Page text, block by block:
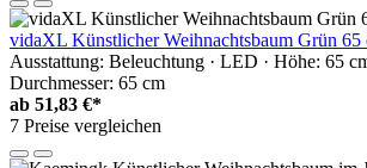
vidaXL Künstlicher Weihnachtsbaum Grün 65
Ausstattung: Beleuchtung · LED · Höhe: 65
Durchmesser: 65 cm
ab 51,83 €*
7 Preise vergleichen